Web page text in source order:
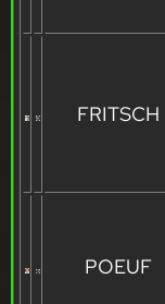
FRITSCH
POEUF